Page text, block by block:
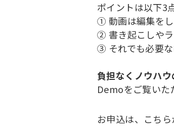
ポイントは以下3
① 動画は編集を
② 書き起こしや
③ それでも必要
負担なくノウハ
Demoをご覧いた
お申込は、こちら